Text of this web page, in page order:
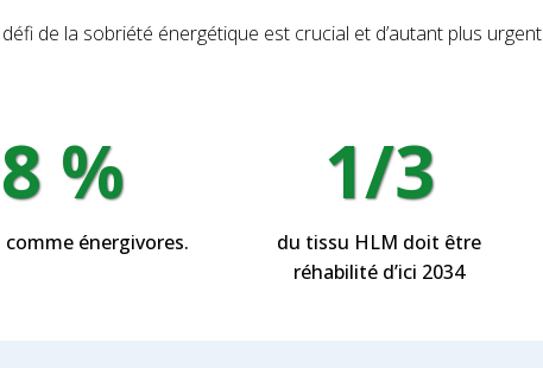
défi de la sobriété énergétique est crucial et d’autant plus urgent
8 %
comme énergivores.
1/3
du tissu HLM doit être
réhabilité d’ici 2034